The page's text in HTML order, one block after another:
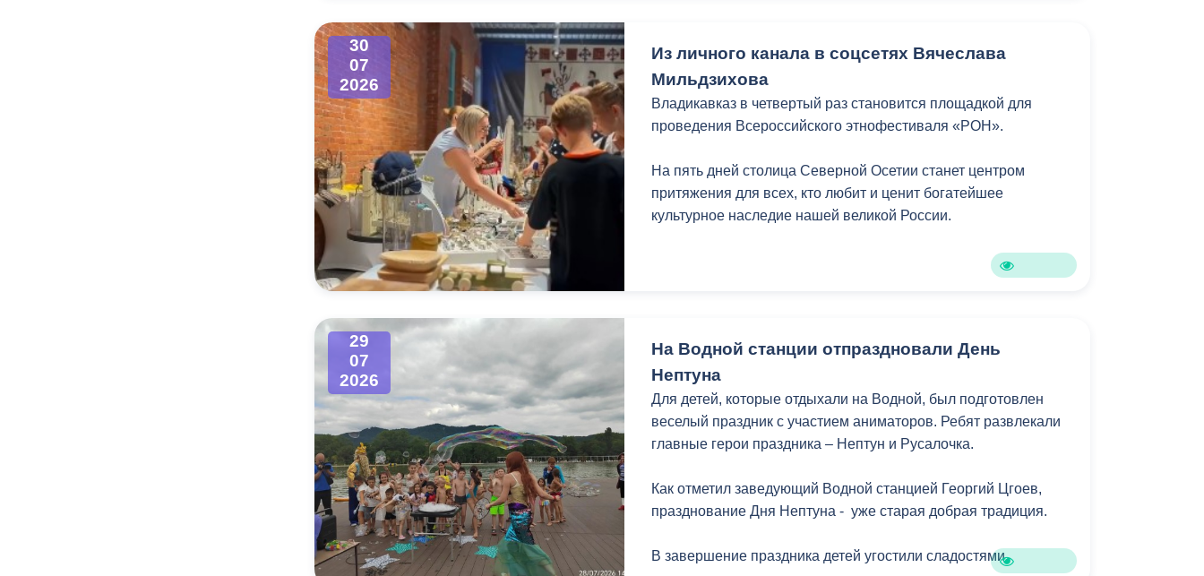
льгота сохранится и будет предоставляться в рамках нового
нормативного порядка. Изменения были связаны с тем, что в
начале 2026 года полномочия по организации пассажирских
перевозок перешли в республиканский Комитет по транспорту.
30
07
2026
Из личного канала в соцсетях Вячеслава
Мильдзихова
Владикавказ в четвертый раз становится площадкой для
проведения Всероссийского этнофестиваля «РОН».
На пять дней столица Северной Осетии станет центром
притяжения для всех, кто любит и ценит богатейшее
культурное наследие нашей великой России.
29
07
2026
На Водной станции отпраздновали День
Нептуна
Для детей, которые отдыхали на Водной, был подготовлен
веселый праздник с участием аниматоров. Ребят развлекали
главные герои праздника – Нептун и Русалочка.
Как отметил заведующий Водной станцией Георгий Цгоев,
празднование Дня Нептуна - уже старая добрая традиция.
В завершение праздника детей угостили сладостями.